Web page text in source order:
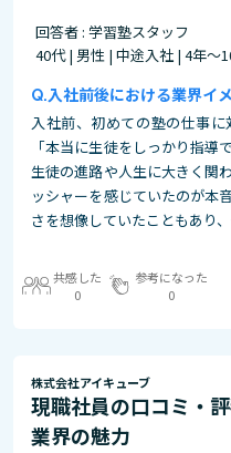
回答者 : 学習塾スタッフ
40代 | 男性 | 中途入社 | 4年～
入社前後における業界イ
入社前、初めての塾の仕事に
「本当に生徒をしっかり指導
生徒の進路や人生に大きく関
ッシャーを感じていたのが本
さを想像していたこともあり
共感した
0
参考になった
0
株式会社アイキューブ
現職社員の口コミ・
業界の魅力